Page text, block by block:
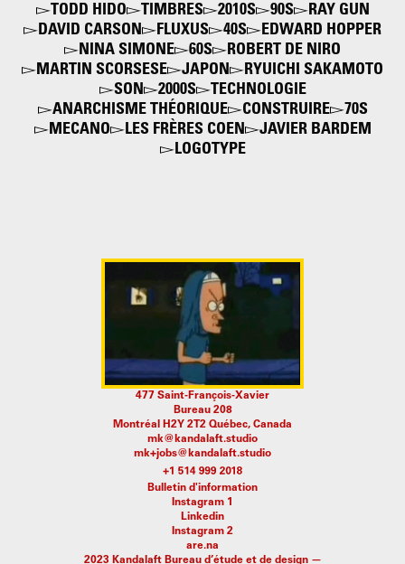
TODD HIDO
TIMBRES 2010S 90S
RAY GUN
DAVID CARSON
FLUXUS 40S
EDWARD HOPPER
NINA SIMONE
60S
ROBERT DE NIRO
MARTIN SCORSESE
JAPON
RYUICHI SAKAMOTO
SON
2000S
TECHNOLOGIE
ANARCHISME THÉORIQUE
CONSTRUIRE
70S
MECANO
LES FRÈRES COEN
JAVIER BARDEM
LOGOTYPE
477 Saint-François-Xavier
Bureau 208
Montréal H2Y 2T2 Québec, Canada
mk@kandalaft.studio
mk+jobs@kandalaft.studio
Bulletin d'information
Instagram 1
Linkedin
Instagram 2
are.na
2023 Kandalaft Bureau d’étude et de design —